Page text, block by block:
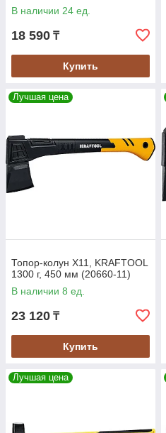
В наличии 24 ед.
18 590 ₸
Купить
Лучшая цена
Топор-колун Х11, KRAFTOOL
1300 г, 450 мм (20660-11)
В наличии 8 ед.
23 120 ₸
Купить
Лучшая цена